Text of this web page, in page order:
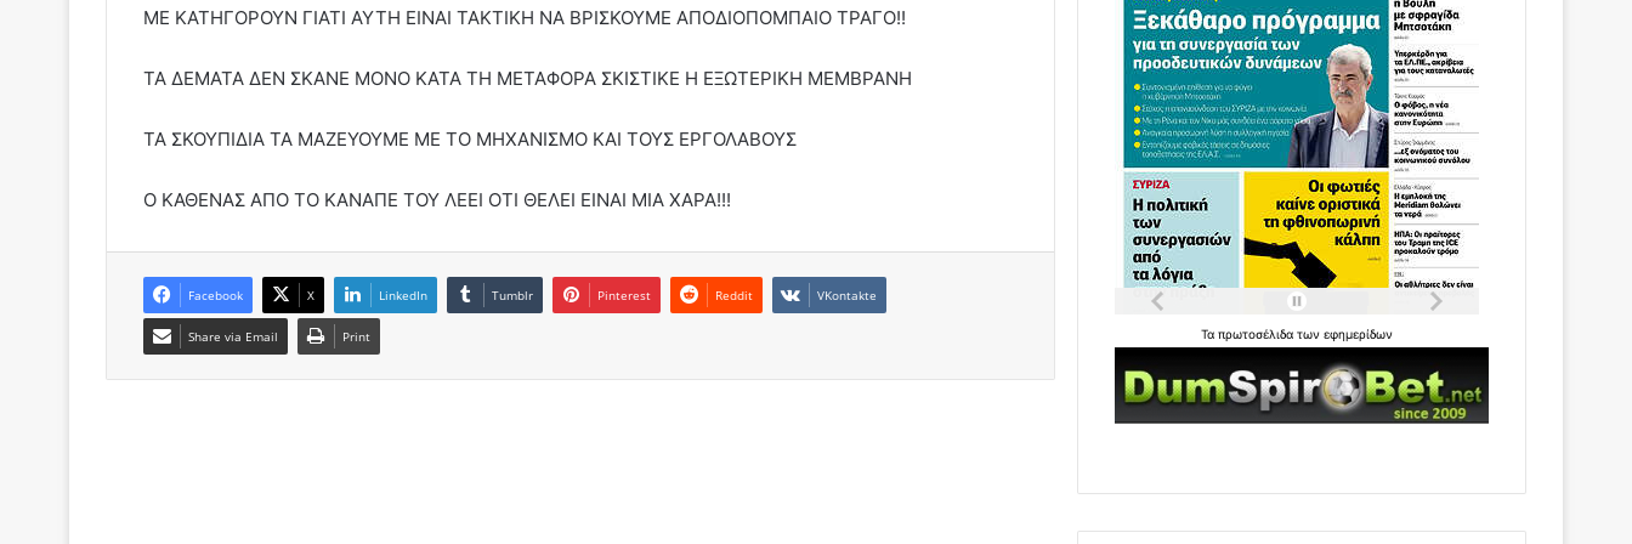
ΜΕ ΚΑΤΗΓΟΡΟΥΝ ΓΙΑΤΙ ΑΥΤΗ ΕΙΝΑΙ ΤΑΚΤΙΚΗ ΝΑ ΒΡΙΣΚΟΥΜΕ ΑΠΟΔΙΟΠΟΜΠΑΙΟ ΤΡΑΓΟ!!
ΤΑ ΔΕΜΑΤΑ ΔΕΝ ΣΚΑΝΕ ΜΟΝΟ ΚΑΤΑ ΤΗ ΜΕΤΑΦΟΡΑ ΣΚΙΣΤΙΚΕ Η ΕΞΩΤΕΡΙΚΗ ΜΕΜΒΡΑΝΗ
ΤΑ ΣΚΟΥΠΙΔΙΑ ΤΑ ΜΑΖΕΥΟΥΜΕ ΜΕ ΤΟ ΜΗΧΑΝΙΣΜΟ ΚΑΙ ΤΟΥΣ ΕΡΓΟΛΑΒΟΥΣ
Ο ΚΑΘΕΝΑΣ ΑΠΟ ΤΟ ΚΑΝΑΠΕ ΤΟΥ ΛΕΕΙ ΟΤΙ ΘΕΛΕΙ ΕΙΝΑΙ ΜΙΑ ΧΑΡΑ!!!
Facebook X LinkedIn Tumblr Pinterest Reddit VKontakte
Share via Email Print Ταπρωτοσέλιδατωνεφημερίδων